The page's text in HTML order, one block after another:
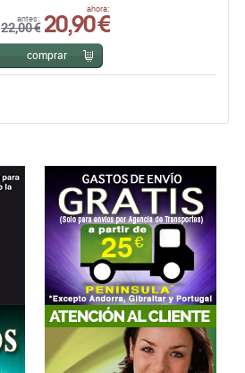
antes:
22,00 €
ahora:
20,90 €
comprar